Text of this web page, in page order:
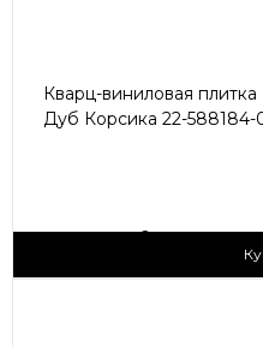
Кварц-виниловая
Дуб Корсика 22-
2